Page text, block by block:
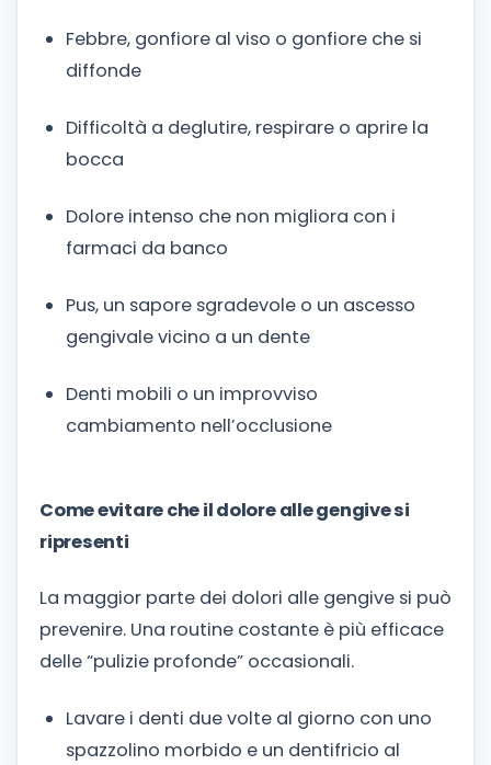
Febbre, gonfiore al viso o gonfiore che si
diffonde
Difficoltà a deglutire, respirare o aprire la
bocca
Dolore intenso che non migliora con i
farmaci da banco
Pus, un sapore sgradevole o un ascesso
gengivale vicino a un dente
Denti mobili o un improvviso
cambiamento nell’occlusione
Come evitare che il dolore alle gengive si
ripresenti
La maggior parte dei dolori alle gengive si può
prevenire. Una routine costante è più efficace
delle “pulizie profonde” occasionali.
Lavare i denti due volte al giorno con uno
spazzolino morbido e un dentifricio al